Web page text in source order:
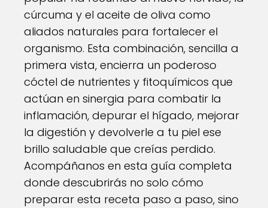
cúrcuma y el aceite de oliva como
aliados naturales para fortalecer el
organismo. Esta combinación, sencilla a
primera vista, encierra un poderoso
cóctel de nutrientes y fitoquímicos que
actúan en sinergia para combatir la
inflamación, depurar el hígado, mejorar
la digestión y devolverle a tu piel ese
brillo saludable que creías perdido.
Acompáñanos en esta guía completa
donde descubrirás no solo cómo
preparar esta receta paso a paso, sino